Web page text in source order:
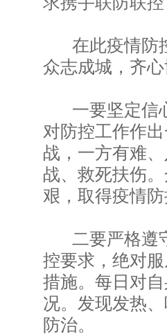
在此疫情防控
众志成城，齐
一要坚定信心
对防控工作作
战，一方有难
战、救死扶伤
艰，取得疫情
二要严格遵守
控要求，绝对
措施。每日对
况。发现发热
防治。